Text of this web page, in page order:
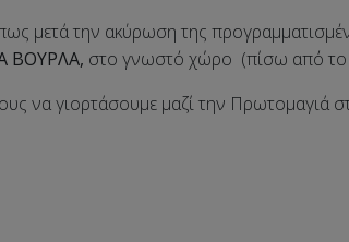
μετά την ακύρωση της
ΒΟΥΡΛΑ, στο γνωστό χώρο (πίσω από το
να γιορτάσουμε μαζί την